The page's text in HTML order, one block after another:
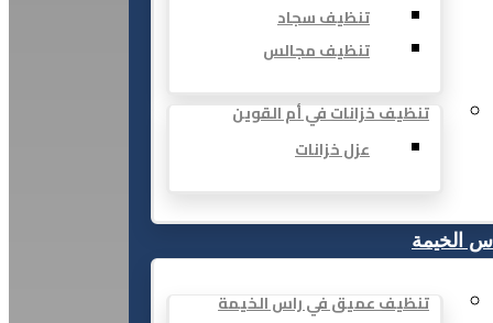
تنظيف سجاد
تنظيف مجالس
تنظيف خزانات في أم القوين
عزل خزانات
الخيمة
تنظيف عميق في راس الخيمة